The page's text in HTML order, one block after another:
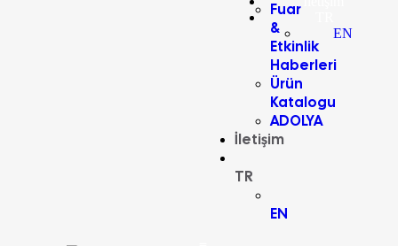
Fuar
&
Etkinlik
Haberleri
Ürün
Katalogu
ADOLYA
İletişim
TR
EN
EN